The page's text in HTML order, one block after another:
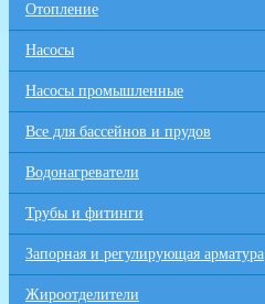
Отопление
Насосы
Насосы промышленные
Все для бaссейнов и прудов
Водонагреватели
Трубы и фитинги
Запорная и регулирующая арматура
Жироотделители